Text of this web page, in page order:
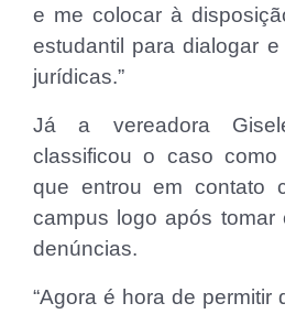
e me colocar à
estudantil para dialogar
jurídicas.”
Já a vereadora
classificou o caso
que entrou em contato
campus logo após tomar
denúncias.
“Agora é hora de permitir